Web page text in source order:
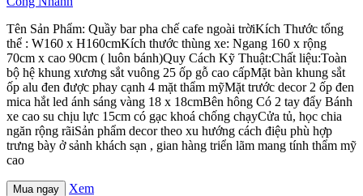
Tên Sản Phẩm: Quầy bar pha chế cafe ngoài trờiKích Thước tổng
thể : W160 x H160cmKích thước thùng xe: Ngang 160 x rộng
70cm x cao 90cm ( luôn bánh)Quy Cách Kỹ Thuật:Chất liệu:Toàn
bộ hệ khung xương sắt vuông 25 ốp gỗ cao cấpMặt bàn khung sắt
ốp alu đen được phay cạnh 4 mặt thẩm mỹMặt trước decor 2 ốp đen
mica hắt led ánh sáng vàng 18 x 18cmBên hông Có 2 tay đẩy Bánh
xe cao su chịu lực 15cm có gạc khoá chống chạyCửa tủ, học chia
ngăn rộng rãiSản phẩm decor theo xu hướng cách điệu phù hợp
trưng bày ở sảnh khách sạn , gian hàng triển lãm mang tính thẩm mỹ
cao
Mua ngay Xem